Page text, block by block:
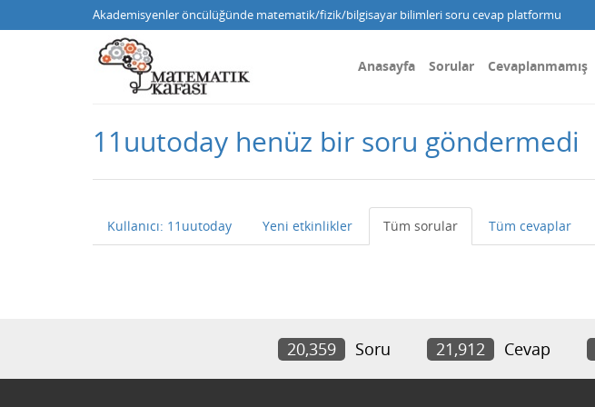
Akademisyenler öncülüğünde matematik/fizik/bilgisayar bilimleri soru cevap platformu
Anasayfa Sorular Cevaplanmamış
11uutoday henüz bir soru göndermedi
Kullanıcı: 11uutoday Yeni etkinlikler Tüm sorular Tüm cevaplar
20,359 Soru 21,912 Cevap